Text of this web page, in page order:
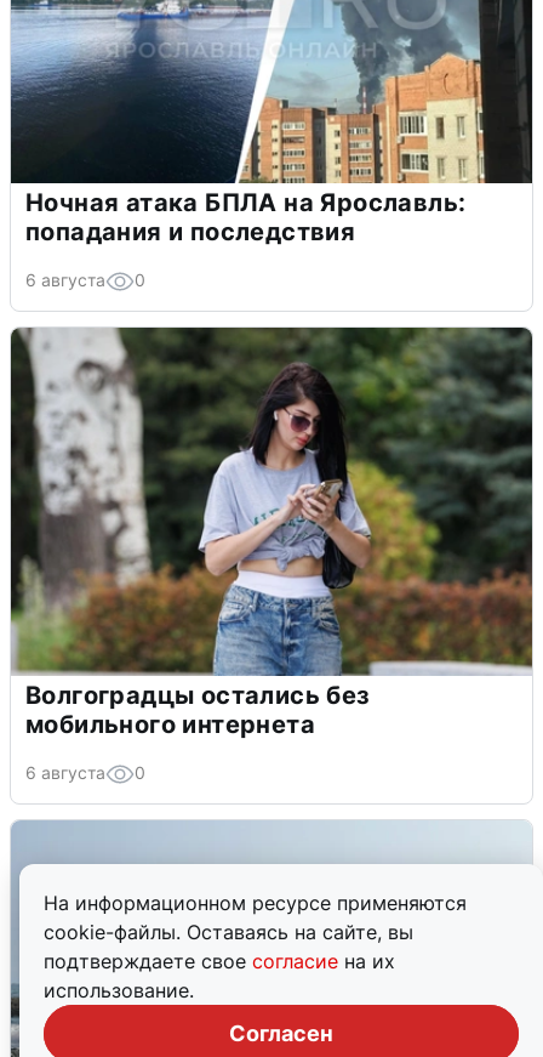
На информационном ресурсе применяются
cookie-файлы. Оставаясь на сайте, вы
подтверждаете свое согласие на их
использование.
Согласен
Ночная атака БПЛА на Ярославль:
попадания и последствия
6 августа 0
Волгоградцы остались без
мобильного интернета
6 августа 0